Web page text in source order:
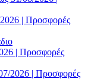
| Προσφορές
| Προσφορές
2026 | Προσφορές